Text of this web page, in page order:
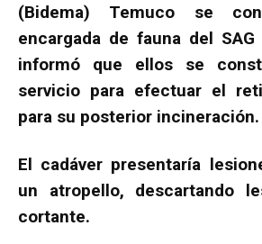
(Bidema) Temuco se
encargada de fauna del
informó que ellos se
servicio para efectuar el
para su posterior incineración.
El cadáver presentaría
un atropello, descartando
cortante.